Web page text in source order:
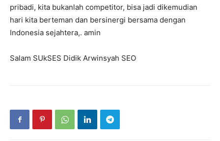
pribadi, kita bukanlah competitor, bisa jadi dikemudian
hari kita berteman dan bersinergi bersama dengan
Indonesia sejahtera,. amin
Salam SUkSES Didik Arwinsyah SEO